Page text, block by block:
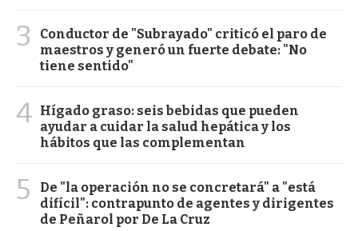
3
Conductor de "Subrayado" criticó el paro de
maestros y generó un fuerte debate: "No
tiene sentido"
4 Hígado graso: seis bebidas que pueden
ayudar a cuidar la salud hepática y los
hábitos que las complementan
5
De "la operación no se concretará" a "está
difícil": contrapunto de agentes y dirigentes
de Peñarol por De La Cruz